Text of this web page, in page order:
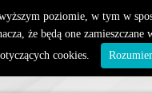
jest 0 produktów(y)
poziomie, w tym w
że będą one zamieszczane
cookies.